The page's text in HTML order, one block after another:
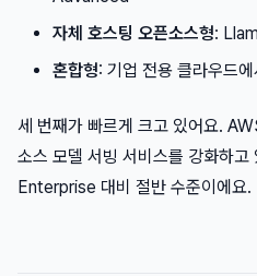
자체 호스팅 오픈소스형:
혼합형: 기업 전용 클라우드
세 번째가 빠르게 크고 있어요.
소스 모델 서빙 서비스를 강화하
Enterprise 대비 절반 수준이에요.